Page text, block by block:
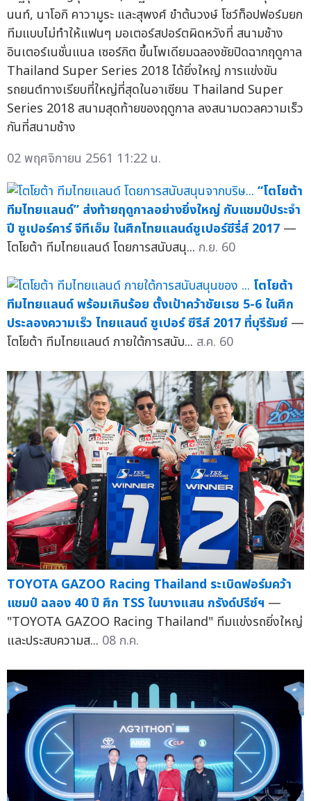
นนท์, นาโอกิ คาวามูระ และสุพงศ์ ขำต้นวงษ์ โชว์ท็อปฟอร์มยก
ทีมแบบไม่ทำให้แฟนๆ มอเตอร์สปอร์ตผิดหวังที่ สนามช้าง
อินเตอร์เนชั่นแนล เซอร์กิต ขึ้นโพเดียมฉลองชัยปิดฉากฤดูกาล
Thailand Super Series 2018 ได้ยิ่งใหญ่ การแข่งขัน
รถยนต์ทางเรียบที่ใหญ่ที่สุดในอาเซียน Thailand Super
Series 2018 สนามสุดท้ายของฤดูกาล ลงสนามดวลความเร็ว
กันที่สนามช้าง
02 พฤศจิกายน 2561 11:22 น.
“โตโยต้า
ทีมไทยแลนด์” ส่งท้ายฤดูกาลอย่างยิ่งใหญ่ กับแชมป์ประจำ
ปี ซูเปอร์คาร์ จีทีเอ็ม ในศึกไทยแลนด์ซูเปอร์ซีรี่ส์ 2017 —
โตโยต้า ทีมไทยแลนด์ โดยการสนับสนุ... ก.ย. 60
โตโยต้า
ทีมไทยแลนด์ พร้อมเกินร้อย ตั้งเป้าคว้าชัยเรซ 5-6 ในศึก
ประลองความเร็ว ไทยแลนด์ ซูเปอร์ ซีรีส์ 2017 ที่บุรีรัมย์ —
โตโยต้า ทีมไทยแลนด์ ภายใต้การสนับ... ส.ค. 60
TOYOTA GAZOO Racing Thailand ระเบิดฟอร์มคว้า
แชมป์ ฉลอง 40 ปี ศึก TSS ในบางแสน กรังด์ปรีซ์ฯ —
"TOYOTA GAZOO Racing Thailand" ทีมแข่งรถยิ่งใหญ่
และประสบความส... 08 ก.ค.